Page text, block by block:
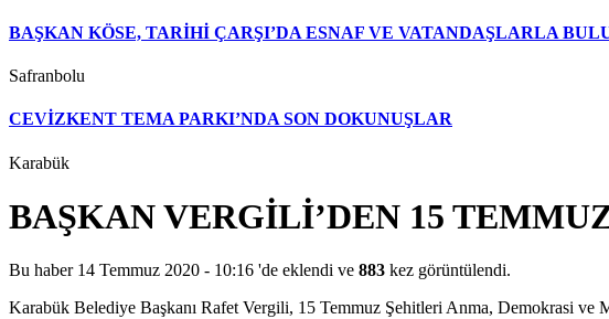
BAŞKAN KÖSE, TARİHİ ÇARŞI’DA ESNAF VE VATANDAŞLARLA
Safranbolu
CEVİZKENT TEMA PARKI’NDA SON DOKUNUŞLAR
Karabük
BAŞKAN VERGİLİ’DEN 15
Bu haber 14 Temmuz 2020 - 10:16 'de eklendi ve 883 kez görüntülendi.
Karabük Belediye Başkanı Rafet Vergili, 15 Temmuz Şehitleri Anma, Demokrasi ve